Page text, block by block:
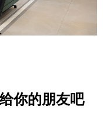
你的朋友吧